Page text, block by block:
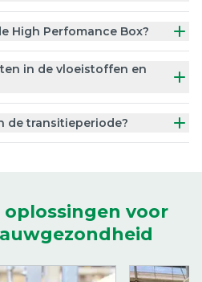
High Perfomance Box?
in de vloeistoffen en
de transitieperiode?
voor